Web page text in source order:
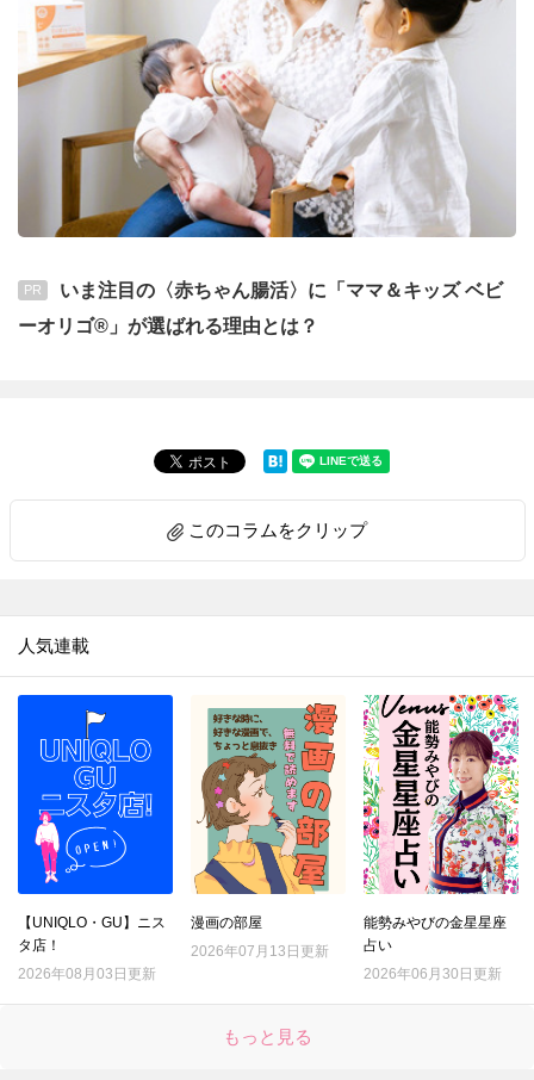
PR
いま注目の〈赤ちゃん腸活〉に「ママ＆キッズ ベビ
ーオリゴ®」が選ばれる理由とは？
このコラムをクリップ
人気連載
【UNIQLO・GU】ニス
タ店！
2026年08月03日更新
漫画の部屋
2026年07月13日更新
能勢みやびの金星星座
占い
2026年06月30日更新
もっと見る